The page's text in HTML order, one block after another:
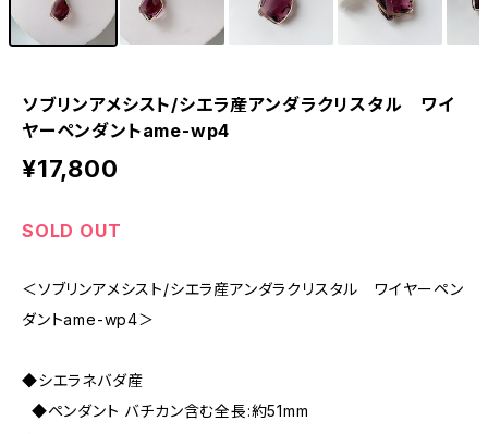
ソブリンアメシスト/シエラ産アンダラクリスタル ワイ
ヤーペンダントame-wp4
¥17,800
SOLD OUT
＜ソブリンアメシスト/シエラ産アンダラクリスタル ワイヤーペン
ダントame-wp4＞
◆シエラネバダ産
◆ペンダント バチカン含む全長:約51mm